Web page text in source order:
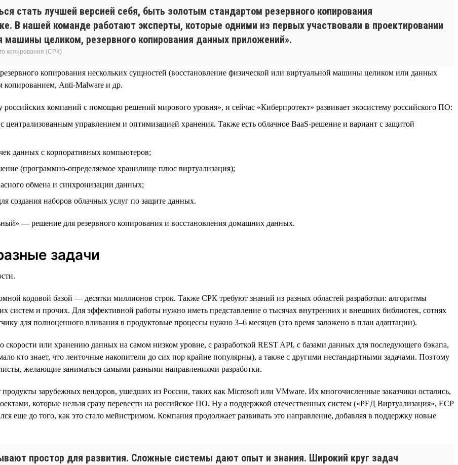
стать лучшей версией себя, быть золотым стандартом резервного копирования
В нашей команде работают эксперты, которые одними из первых участвовали в проектировании
машины целиком, резервного копирования данных приложений».
копирования (СРК)
копирования нескольких сущностей (восстановление физической или виртуальной машины целиком или данных
копированием, Anti-Malware и др.
компаний с помощью решений мирового уровня», и сейчас «Киберпротект» развивает экосистему российского ПО:
управлением и оптимизацией хранения. Также есть облачное BaaS-решение и вариант с защитой
данных с корпоративных компьютеров;
(программно-определяемое хранилище плюс виртуализация);
обмена и синхронизации данных;
создания наборов облачных услуг по защите данных.
— решение для резервного копирования и восстановления домашних данных.
задачи
кодовой базой — десятки миллионов строк. Также СРК требуют знаний из разных областей разработки: алгоритмы
и прочих. Для эффективной работы нужно иметь представление о тысячах внутренних и внешних библиотек, сотнях
для полноценного вливания в продуктовые процессы нужно 3–6 месяцев (это время заложено в план адаптации).
скорости или хранению данных на самом низком уровне, с разработкой REST API, с базами данных для последующего бэкапа,
кто знает, что ленточные накопители до сих пор крайне популярны), а также с другими нестандартными задачами. Поэтому
желающие заниматься самыми разными направлениями разработки.
зарубежных вендоров, ушедших из России, таких как Microsoft или VMware. Их многочисленные заказчики остались,
которые нельзя сразу перевести на российское ПО. Ну а поддержкой отечественных систем («РЕД Виртуализация», ECP
еще до того, как это стало мейнстримом. Компания продолжает развивать это направление, добавляя в поддержку новые
простор для развития. Сложные системы дают опыт и знания. Широкий круг задач